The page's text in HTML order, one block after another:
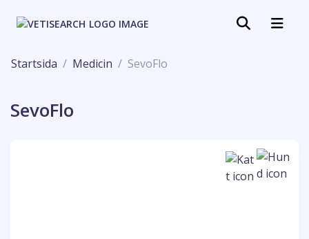
Startsida Medicin SevoFlo
SevoFlo